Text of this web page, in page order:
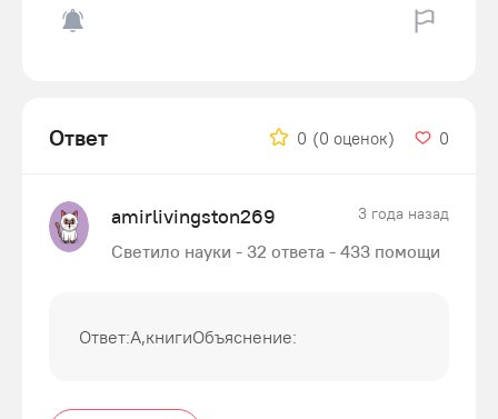
Ответ 0 (0 оценок) 0
amirlivingston269 3 года назад
Светило науки - 32 ответа - 433 помощи
Ответ:A,книгиОбъяснение: